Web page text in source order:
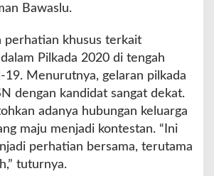
0
0
i
B
e
n
k
u
Bawaslu.
perhatian khusus terkait
Pilkada 2020 di tengah
19. Menurutnya, gelaran pilkada
dengan kandidat sangat dekat.
adanya hubungan keluarga
maju menjadi kontestan. “Ini
perhatian bersama, terutama
tuturnya.